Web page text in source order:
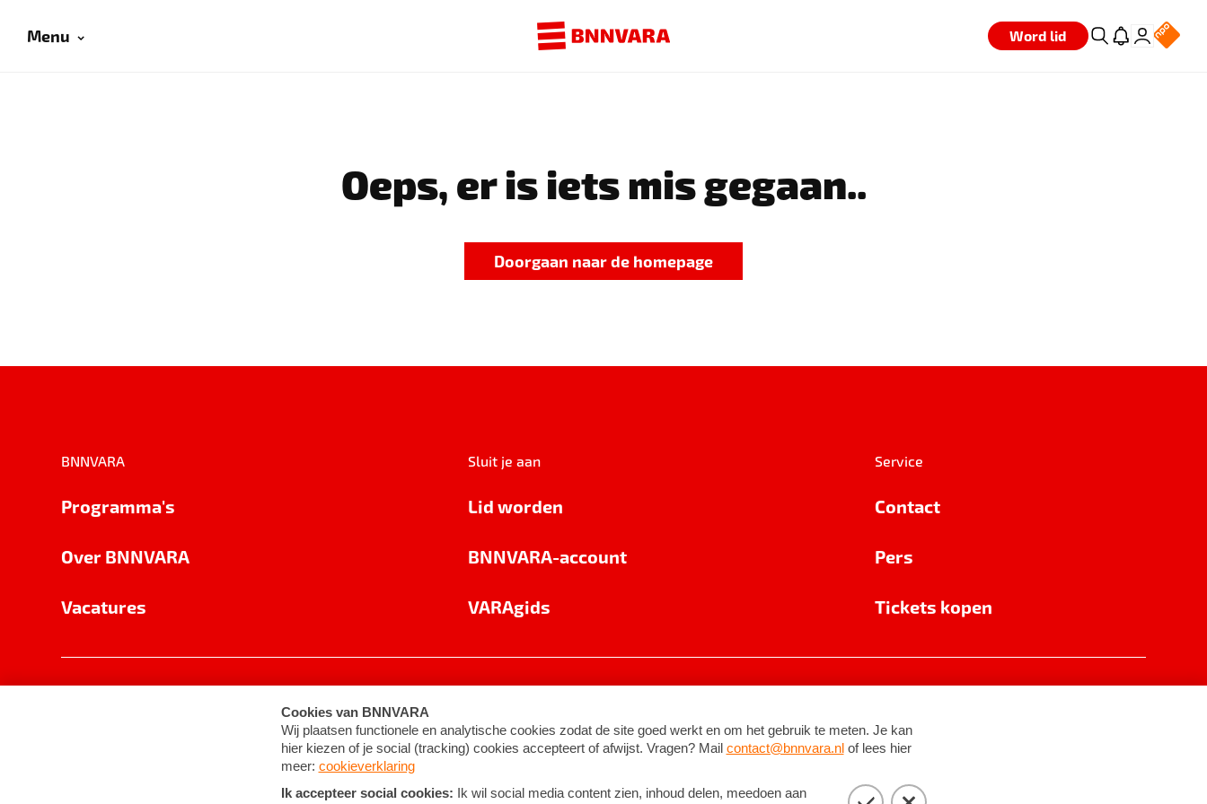
Menu Word lid
Oeps, er is iets mis gegaan..
Doorgaan naar de homepage
BNNVARA
Programma's
Over BNNVARA
Vacatures
Sluit je aan
Lid worden
BNNVARA-account
VARAgids
Service
Contact
Pers
Tickets kopen
Cookie-instellingen Algemene voorwaarden ©2026BNNVARA